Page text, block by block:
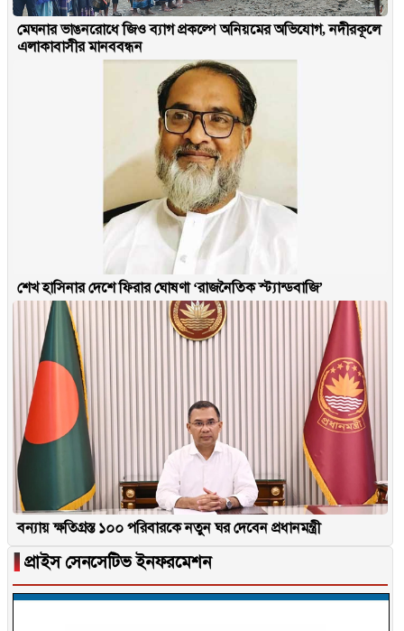
মেঘনার ভাঙনরোধে জিও ব্যাগ প্রকল্পে অনিয়মের অভিযোগ, নদীরকূলে
এলাকাবাসীর মানববন্ধন
শেখ হাসিনার দেশে ফিরার ঘোষণা ‘রাজনৈতিক স্ট্যান্ডবাজি’
বন্যায় ক্ষতিগ্রস্ত ১০০ পরিবারকে নতুন ঘর দেবেন প্রধানমন্ত্রী
▐ প্রাইস সেনসেটিভ ইনফরমেশন